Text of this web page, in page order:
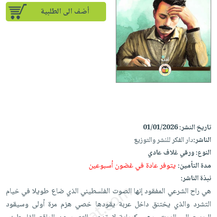
إختياراتنا
كتب
أكاديمية
صندوق
القراءة
English
iKitab
بلا
حدود
أسئلة
يتكرر
طرحها
على
Android
تحميل
iKitab
على
Apple
أسئلة
يتكرر
طرحها
تحميل
masmu3
على
Android
على
Apple
المواضيع
الأكثر
مبيعاً
إختياراتنا
وسائل
تعليمية
جوائز
تعليمية
الصحة
والعناية
الشخصية
جديد
العناية
الشخصية
العناية
وتصفيف
الشعر
العناية
بالجسم
والسفرة
جديد
الكل
أواني
الطهي
أدوات
متجر
الهدايا
أقسام
أضف الى الطلبية
تاريخ النشر:01/01/2026
الناشر:دار الفكر للنشر والتوزيع
النوع:ورقي غلاف عادي
مدة التأمين:يتوفر عادة في غضون أسبوعين
نبذة الناشر:
هي راح الشرعي المفقود إنها الصوت الفلسطيني الذي ضاع طويلا في خيام
التشرد والذي يختنق داخل عربة يقودها خصي هزم مرة أولى وسيقود